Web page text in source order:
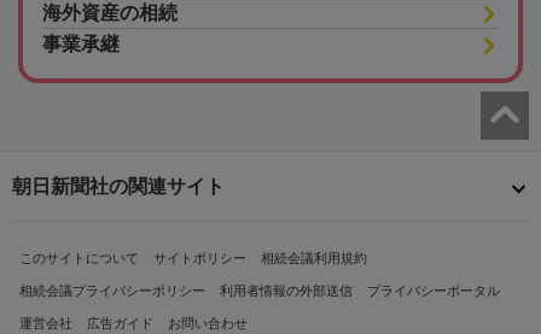
海外資産の相続
事業承継
朝日新聞社の関連サイト
このサイトについて サイトポリシー 相続会議利用規約
相続会議プライバシーポリシー 利用者情報の外部送信 プライバシーポータル
運営会社 広告ガイド お問い合わせ